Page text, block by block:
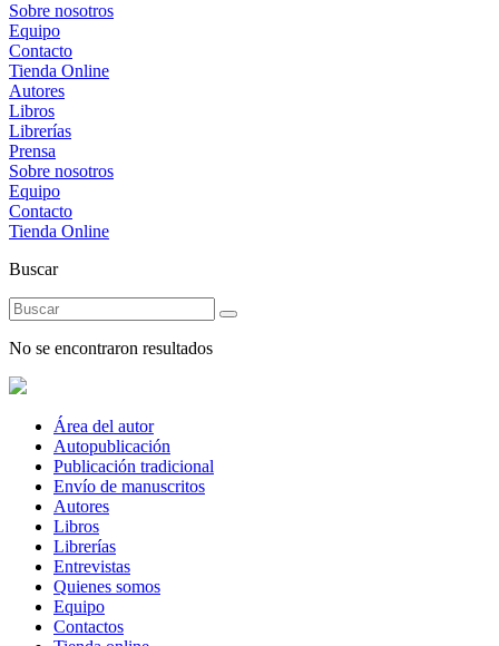
Sobre nosotros
Equipo
Contacto
Tienda Online
Autores
Libros
Librerías
Prensa
Sobre nosotros
Equipo
Contacto
Tienda Online
Buscar
No se encontraron resultados
Área del autor
Autopublicación
Publicación tradicional
Envío de manuscritos
Autores
Libros
Librerías
Entrevistas
Quienes somos
Equipo
Contactos